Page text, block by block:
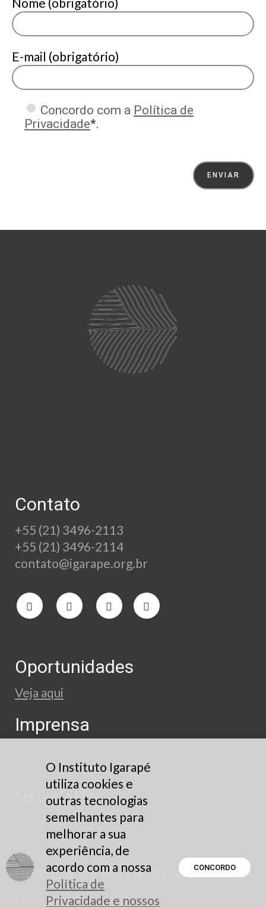
E-mail (obrigatório)
Concordo com a Política de
Privacidade*.
Contato
+55 (21) 3496-2113
+55 (21) 3496-2114
contato@igarape.org.br
Oportunidades
Veja aqui
Imprensa
Newsletter
Cadastre-se
Política de Privacidade
Leia aqui
O Instituto Igarapé
utiliza cookies e
outras tecnologias
semelhantes para
melhorar a sua
experiência, de
acordo com a nossa
Política de
Privacidade e nossos
CONCORDO